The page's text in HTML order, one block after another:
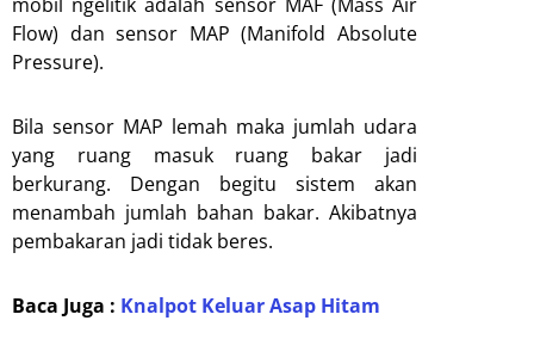
Flow) dan sensor MAP (Manifold Absolute
Pressure).
Bila sensor MAP lemah maka jumlah udara
yang ruang masuk ruang bakar jadi
berkurang. Dengan begitu sistem akan
menambah jumlah bahan bakar. Akibatnya
pembakaran jadi tidak beres.
Baca Juga : Knalpot Keluar Asap Hitam